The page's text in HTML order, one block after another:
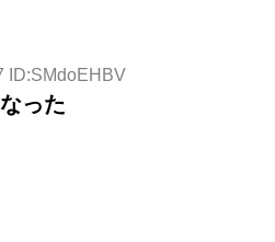
ID:SMdoEHBV
った